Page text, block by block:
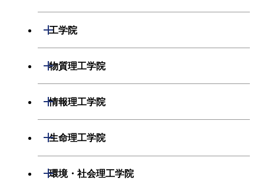
化学系
初年次専門科目
創造プロセス科目
工学院
開閉
機械系
電気電子系
経営工学系
物質理工学院
開閉
材料系
初年次専門科目
情報理工学院
開閉
数理・計算科学系
生命理工学院
開閉
生命理工学系
環境・社会理工学院
開閉